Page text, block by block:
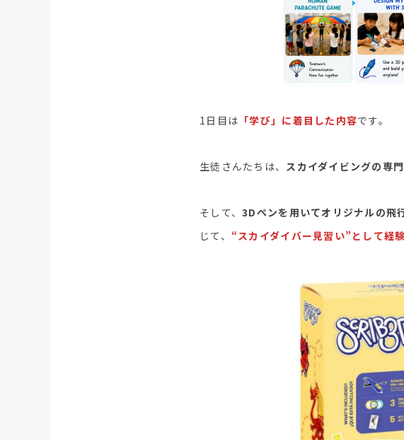
1日目は 「学び」に着目した内容です。
生徒さんたちは、 スカイダイビングの専
そして、3Dペンを用いてオリジナルの飛
じて、 “スカイダイバー見習い”として経